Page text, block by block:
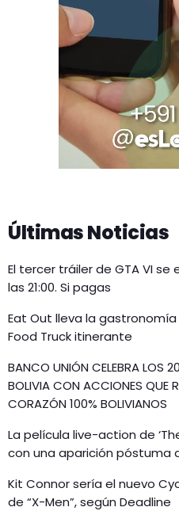
Últimas Noticias
El tercer tráiler de GTA VI
las 21:00. Si pagas
Eat Out lleva la
Food Truck itinerante
BANCO UNIÓN CELEBRA LOS
BOLIVIA CON ACCIONES QUE
CORAZÓN 100% BOLIVIANOS
La película live-action de
con una aparición póstuma
Kit Connor sería el nuevo
de “X-Men”, según Deadline